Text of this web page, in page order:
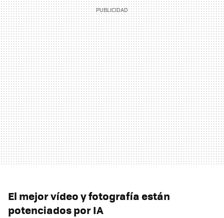
El mejor vídeo y fotografía están
potenciados por IA